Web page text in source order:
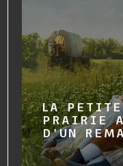
LA
PRAIRIE
D'UN